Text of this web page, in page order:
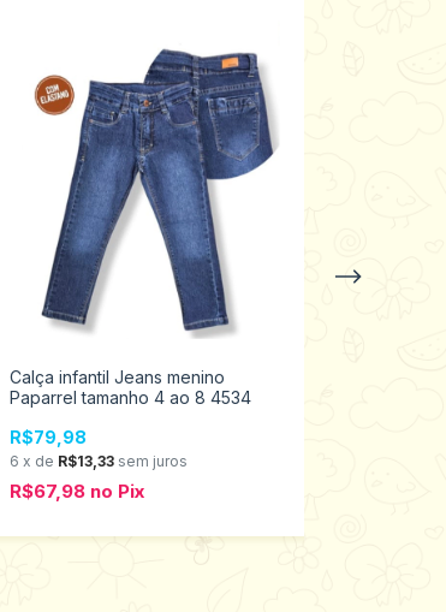
Calça infantil Jeans menino
Paparrel tamanho 4 ao 8 4534
R$79,98
6 x de R$13,33 sem juros
R$67,98 no Pix